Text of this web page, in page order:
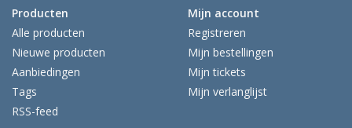
Producten
Alle producten
Nieuwe producten
Aanbiedingen
Tags
RSS-feed
Mijn account
Registreren
Mijn bestellingen
Mijn tickets
Mijn verlanglijst